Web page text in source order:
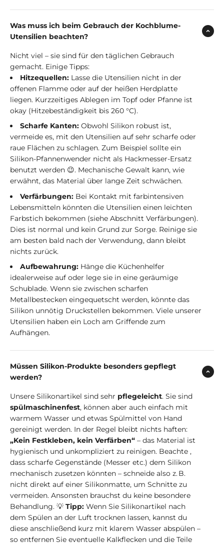
Was muss ich beim Gebrauch der Kochblume-
Utensilien beachten?
Nicht viel – sie sind für den täglichen Gebrauch
gemacht. Einige Tipps:
Hitzequellen: Lasse die Utensilien nicht in der
offenen Flamme oder auf der heißen Herdplatte
liegen. Kurzzeitiges Ablegen im Topf oder Pfanne ist
okay (Hitzebeständigkeit bis 260 °C).
Scharfe Kanten: Obwohl Silikon robust ist,
vermeide es, mit den Utensilien auf sehr scharfe oder
raue Flächen zu schlagen. Zum Beispiel sollte ein
Silikon-Pfannenwender nicht als Hackmesser-Ersatz
benutzt werden 😉. Mechanische Gewalt kann, wie
erwähnt, das Material über lange Zeit schwächen.
Verfärbungen: Bei Kontakt mit farbintensiven
Lebensmitteln könnten die Utensilien einen leichten
Farbstich bekommen (siehe Abschnitt Verfärbungen).
Dies ist normal und kein Grund zur Sorge. Reinige sie
am besten bald nach der Verwendung, dann bleibt
nichts zurück.
Aufbewahrung: Hänge die Küchenhelfer
idealerweise auf oder lege sie in eine geräumige
Schublade. Wenn sie zwischen scharfen
Metallbestecken eingequetscht werden, könnte das
Silikon unnötig Druckstellen bekommen. Viele unserer
Utensilien haben ein Loch am Griffende zum
Aufhängen.
Müssen Silikon-Produkte besonders gepflegt
werden?
Unsere Silikonartikel sind sehr pflegeleicht. Sie sind
spülmaschinenfest, können aber auch einfach mit
warmem Wasser und etwas Spülmittel von Hand
gereinigt werden. In der Regel bleibt nichts haften:
„Kein Festkleben, kein Verfärben“ – das Material ist
hygienisch und unkompliziert zu reinigen. Beachte ,
dass scharfe Gegenstände (Messer etc.) dem Silikon
mechanisch zusetzen könnten – schneide also z. B.
nicht direkt auf einer Silikonmatte, um Schnitte zu
vermeiden. Ansonsten brauchst du keine besondere
Behandlung. 💡 Tipp: Wenn Sie Silikonartikel nach
dem Spülen an der Luft trocknen lassen, kannst du
diese anschließend kurz mit klarem Wasser abspülen –
so entfernen Sie eventuelle Kalkflecken und die Teile